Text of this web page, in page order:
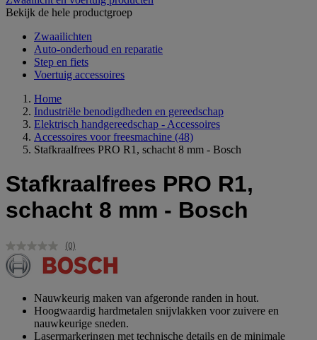
Bekijk de hele productgroep
Zwaailichten
Auto-onderhoud en reparatie
Step en fiets
Voertuig accessoires
Home
Industriële benodigdheden en gereedschap
Elektrisch handgereedschap - Accessoires
Accessoires voor freesmachine (48)
Stafkraalfrees PRO R1, schacht 8 mm - Bosch
Stafkraalfrees PRO R1,
schacht 8 mm - Bosch
Geen
scorewaarde.
Dezelfde
(0)
Nauwkeurig maken van afgeronde randen in hout.
Hoogwaardig hardmetalen snijvlakken voor zuivere en
nauwkeurige sneden.
Lasermarkeringen met technische details en de minimale